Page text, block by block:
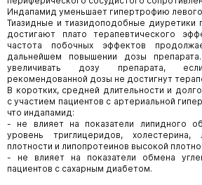
Индапамид уменьшает гипертрофию
Тиазидные и тиазидоподобные диуретики
достигают плато терапевтического
частота побочных эффектов
дальнейшем повышении дозы
увеличивать дозу препарата,
рекомендованной дозы не достигнут
В коротких, средней длительности и
с участием пациентов с артериальной
что индапамид:
- не влияет на показатели липидного
уровень триглицеридов, холестерина,
плотности и липопротеинов высокой
- не влияет на показатели обмена
пациентов с сахарным диабетом.